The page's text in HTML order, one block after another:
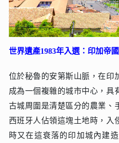
世界遺產1983年入選：印加帝
位於秘魯的安第斯山脈，在印
成為一個複雜的城市中心，具
古城周圍是清楚區分的農業、
西班牙人佔領這塊土地時，入
時又在這衰落的印加城內建